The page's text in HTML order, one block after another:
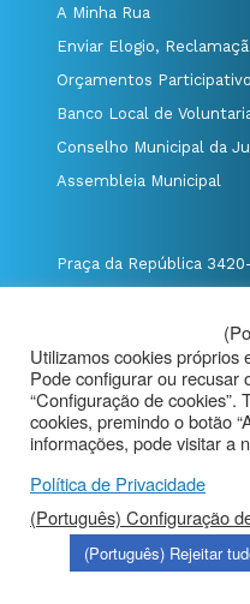
A Minha Rua
Enviar Elogio,
Orçamentos
Banco Local de
Conselho Municipal da
Assembleia Municipal
Praça da República
E.
@Município de
Politica
Aviso de
Utilizamos cookies próprios
Pode configurar ou recusar
“Configuração de cookies”.
cookies, premindo o botão
informações, pode visitar a
Política de Privacidade
(Português) Configuração
(Português) Rejeitar